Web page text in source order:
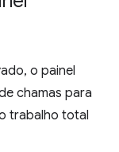
o painel
chamas para
trabalho total